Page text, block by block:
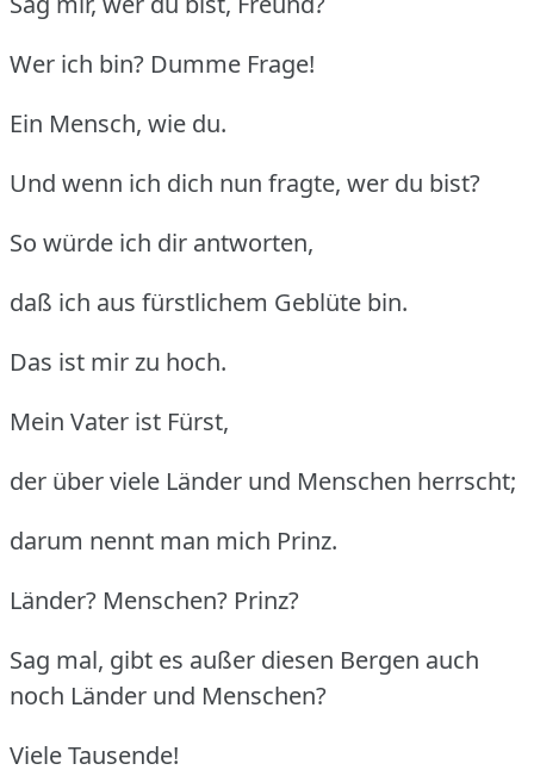
Wer ich bin? Dumme Frage!
Ein Mensch, wie du.
Und wenn ich dich nun fragte, wer du bist?
So würde ich dir antworten,
daß ich aus fürstlichem Geblüte bin.
Das ist mir zu hoch.
Mein Vater ist Fürst,
der über viele Länder und Menschen herrscht;
darum nennt man mich Prinz.
Länder? Menschen? Prinz?
Sag mal, gibt es außer diesen Bergen auch
noch Länder und Menschen?
Viele Tausende!